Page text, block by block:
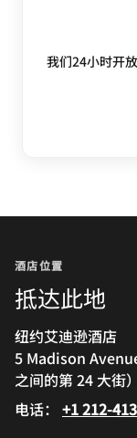
我们24小时开
酒店位置
抵达此地
纽约艾迪逊酒店
5 Madison
之间的第 24 大街
电话： +1 212-